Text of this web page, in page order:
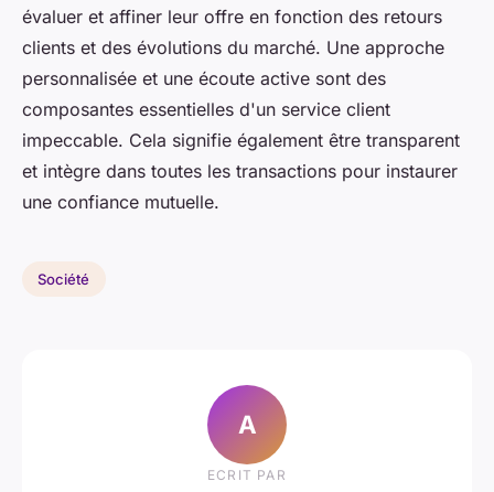
évaluer et affiner leur offre en fonction des retours
clients et des évolutions du marché. Une approche
personnalisée et une écoute active sont des
composantes essentielles d'un service client
impeccable. Cela signifie également être transparent
et intègre dans toutes les transactions pour instaurer
une confiance mutuelle.
Société
A
ECRIT PAR